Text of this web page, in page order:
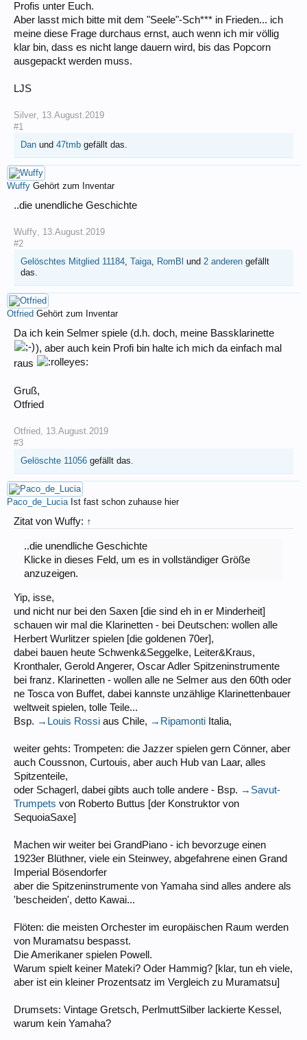
Profis unter Euch.
Aber lasst mich bitte mit dem "Seele"-Sch*** in Frieden... ich
meine diese Frage durchaus ernst, auch wenn ich mir völlig
klar bin, dass es nicht lange dauern wird, bis das Popcorn
ausgepackt werden muss.
LJS
Silver, 13.August.2019
#1
Dan und 47tmb gefällt das.
Wuffy Gehört zum Inventar
..die unendliche Geschichte
Wuffy, 13.August.2019
#2
Gelöschtes Mitglied 11184, Taiga, RomBl und 2 anderen gefällt
das.
Otfried Gehört zum Inventar
Da ich kein Selmer spiele (d.h. doch, meine Bassklarinette
), aber auch kein Profi bin halte ich mich da einfach mal
raus
Gruß,
Otfried
Otfried, 13.August.2019
#3
Gelöschte 11056 gefällt das.
Paco_de_Lucia Ist fast schon zuhause hier
Zitat von Wuffy: ↑
..die unendliche Geschichte
Klicke in dieses Feld, um es in vollständiger Größe
anzuzeigen.
Yip, isse,
und nicht nur bei den Saxen [die sind eh in er Minderheit]
schauen wir mal die Klarinetten - bei Deutschen: wollen alle
Herbert Wurlitzer spielen [die goldenen 70er],
dabei bauen heute Schwenk&Seggelke, Leiter&Kraus,
Kronthaler, Gerold Angerer, Oscar Adler Spitzeninstrumente
bei franz. Klarinetten - wollen alle ne Selmer aus den 60th oder
ne Tosca von Buffet, dabei kannste unzählige Klarinettenbauer
weltweit spielen, tolle Teile...
Bsp. →Louis Rossi aus Chile, →Ripamonti Italia,
weiter gehts: Trompeten: die Jazzer spielen gern Cönner, aber
auch Coussnon, Curtouis, aber auch Hub van Laar, alles
Spitzenteile,
oder Schagerl, dabei gibts auch tolle andere - Bsp. →Savut-
Trumpets von Roberto Buttus [der Konstruktor von
SequoiaSaxe]
Machen wir weiter bei GrandPiano - ich bevorzuge einen
1923er Blüthner, viele ein Steinwey, abgefahrene einen Grand
Imperial Bösendorfer
aber die Spitzeninstrumente von Yamaha sind alles andere als
'bescheiden', detto Kawai...
Flöten: die meisten Orchester im europäischen Raum werden
von Muramatsu bespasst.
Die Amerikaner spielen Powell.
Warum spielt keiner Mateki? Oder Hammig? [klar, tun eh viele,
aber ist ein kleiner Prozentsatz im Vergleich zu Muramatsu]
Drumsets: Vintage Gretsch, PerlmuttSilber lackierte Kessel,
warum kein Yamaha?